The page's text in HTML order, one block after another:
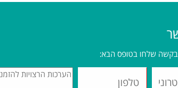
שלחו בטופס הבא: